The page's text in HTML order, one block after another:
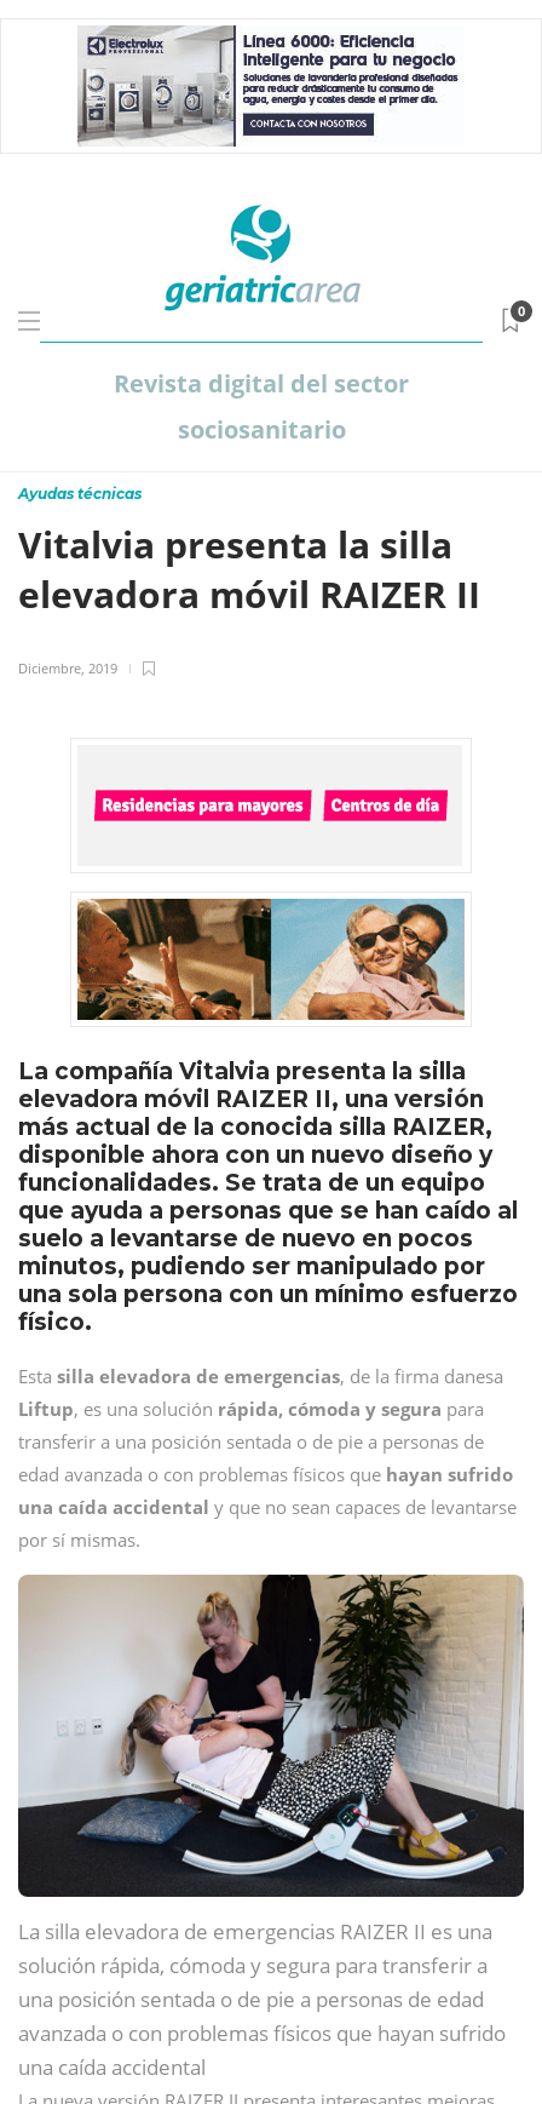
Revista digital del sector
sociosanitario
0
Ayudas técnicas
Vitalvia presenta la silla
elevadora móvil RAIZER II
Diciembre, 2019
La compañía Vitalvia presenta la silla
elevadora móvil RAIZER II, una versión
más actual de la conocida silla RAIZER,
disponible ahora con un nuevo diseño y
funcionalidades. Se trata de un equipo
que ayuda a personas que se han caído al
suelo a levantarse de nuevo en pocos
minutos, pudiendo ser manipulado por
una sola persona con un mínimo esfuerzo
físico.
Esta silla elevadora de emergencias, de la firma danesa
Liftup, es una solución rápida, cómoda y segura para
transferir a una posición sentada o de pie a personas de
edad avanzada o con problemas físicos que hayan sufrido
una caída accidental y que no sean capaces de levantarse
por sí mismas.
La silla elevadora de emergencias RAIZER II es una
solución rápida, cómoda y segura para transferir a
una posición sentada o de pie a personas de edad
avanzada o con problemas físicos que hayan sufrido
una caída accidental